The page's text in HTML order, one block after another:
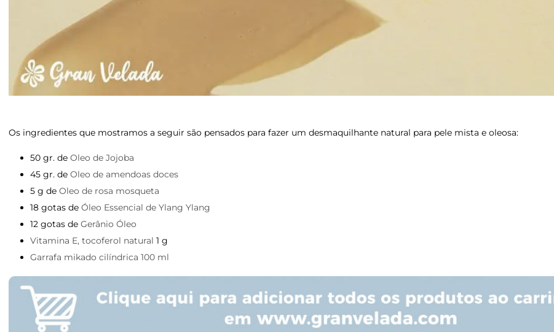
Os ingredientes que mostramos a seguir são pensados para fazer um desmaquilhante natural para pele mista e oleosa:
50 gr. de Oleo de Jojoba
45 gr. de Oleo de amendoas doces
5 g de Oleo de rosa mosqueta
18 gotas de Óleo Essencial de Ylang Ylang
12 gotas de Gerânio Óleo
Vitamina E, tocoferol natural 1 g
Garrafa mikado cilíndrica 100 ml